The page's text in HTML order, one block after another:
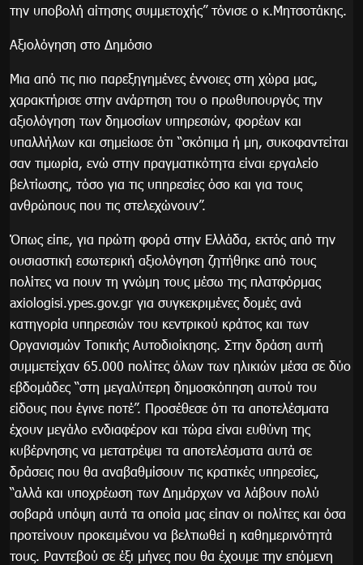
την υποβολή αίτησης συμμετοχής” τόνισε ο κ.Μητσοτάκης.
Αξιολόγηση στο Δημόσιο
Μια από τις πιο παρεξηγημένες έννοιες στη χώρα μας,
χαρακτήρισε στην ανάρτηση του ο πρωθυπουργός την
αξιολόγηση των δημοσίων υπηρεσιών, φορέων και
υπαλλήλων και σημείωσε ότι “σκόπιμα ή μη, συκοφαντείται
σαν τιμωρία, ενώ στην πραγματικότητα είναι εργαλείο
βελτίωσης, τόσο για τις υπηρεσίες όσο και για τους
ανθρώπους που τις στελεχώνουν”.
Όπως είπε, για πρώτη φορά στην Ελλάδα, εκτός από την
ουσιαστική εσωτερική αξιολόγηση ζητήθηκε από τους
πολίτες να πουν τη γνώμη τους μέσω της πλατφόρμας
axiologisi.ypes.gov.gr για συγκεκριμένες δομές ανά
κατηγορία υπηρεσιών του κεντρικού κράτος και των
Οργανισμών Τοπικής Αυτοδιοίκησης. Στην δράση αυτή
συμμετείχαν 65.000 πολίτες όλων των ηλικιών μέσα σε δύο
εβδομάδες “στη μεγαλύτερη δημοσκόπηση αυτού του
είδους που έγινε ποτέ”. Προσέθεσε ότι τα αποτελέσματα
έχουν μεγάλο ενδιαφέρον και τώρα είναι ευθύνη της
κυβέρνησης να μετατρέψει τα αποτελέσματα αυτά σε
δράσεις που θα αναβαθμίσουν τις κρατικές υπηρεσίες,
“αλλά και υποχρέωση των Δημάρχων να λάβουν πολύ
σοβαρά υπόψη αυτά τα οποία μας είπαν οι πολίτες και όσα
προτείνουν προκειμένου να βελτιωθεί η καθημερινότητά
τους. Ραντεβού σε έξι μήνες που θα έχουμε την επόμενη